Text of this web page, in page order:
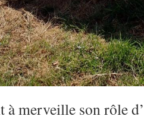
à merveille son rôle